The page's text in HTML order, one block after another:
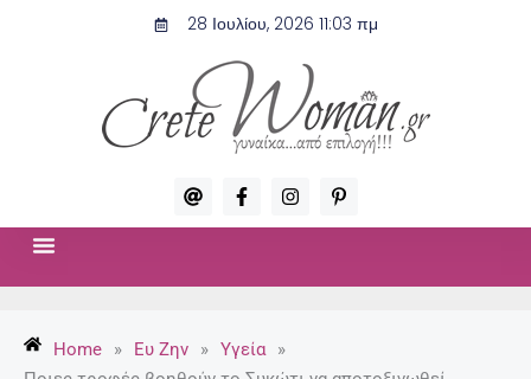
28 Ιουλίου, 2026 11:03 πμ
A
t
F
a
c
f
I
n
s
P
i
n
Home » Ευ Ζην » Υγεία
»